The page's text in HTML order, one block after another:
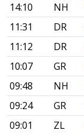
14:10
NH
11:31
DR
11:12
DR
10:07
GR
09:48
NH
09:24
GR
09:01
ZL